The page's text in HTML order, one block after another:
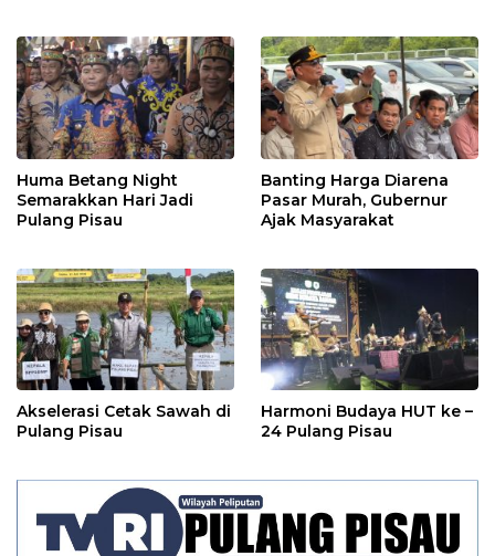
Huma Betang Night
Semarakkan Hari Jadi
Pulang Pisau
Banting Harga Diarena
Pasar Murah, Gubernur
Ajak Masyarakat
Akselerasi Cetak Sawah di
Pulang Pisau
Harmoni Budaya HUT ke –
24 Pulang Pisau